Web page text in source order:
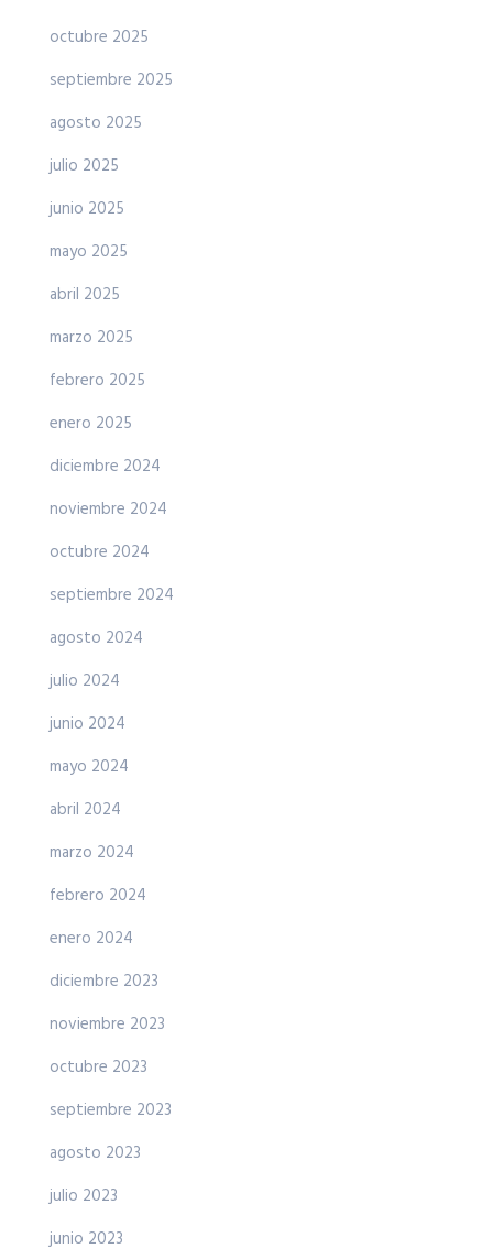
octubre 2025
septiembre 2025
agosto 2025
julio 2025
junio 2025
mayo 2025
abril 2025
marzo 2025
febrero 2025
enero 2025
diciembre 2024
noviembre 2024
octubre 2024
septiembre 2024
agosto 2024
julio 2024
junio 2024
mayo 2024
abril 2024
marzo 2024
febrero 2024
enero 2024
diciembre 2023
noviembre 2023
octubre 2023
septiembre 2023
agosto 2023
julio 2023
junio 2023